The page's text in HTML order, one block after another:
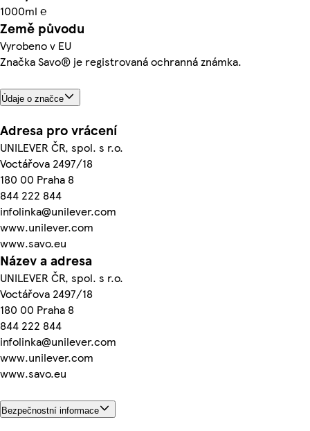
1000ml ℮
Země původu
Vyrobeno v EU
Značka Savo® je registrovaná ochranná známka.
Údaje o značce
Adresa pro vrácení
UNILEVER ČR, spol. s r.o.
Voctářova 2497/18
180 00 Praha 8
844 222 844
infolinka@unilever.com
www.unilever.com
www.savo.eu
Název a adresa
UNILEVER ČR, spol. s r.o.
Voctářova 2497/18
180 00 Praha 8
844 222 844
infolinka@unilever.com
www.unilever.com
www.savo.eu
Bezpečnostní informace